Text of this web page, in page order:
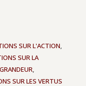
SUR L'ACTION,
SUR LA
,
SUR LES VERTUS